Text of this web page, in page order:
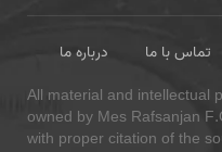
درباره ما تماس با ما
All material and intellectual
owned by Mes Rafsanjan
with proper citation of the